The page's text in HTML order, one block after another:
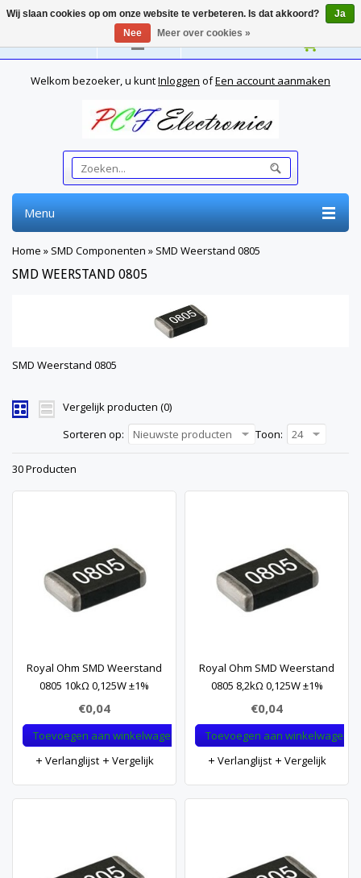
Nederlands
Welkom bezoeker, u kuntInloggen ofEen account aanmaken
Menu
Home » SMD Componenten » SMD Weerstand 0805
SMD WEERSTAND 0805
SMD Weerstand 0805
Vergelijk producten (0)
Sorteren op:
Nieuwste producten Toon: 24
30 Producten
Royal Ohm SMD Weerstand
0805 10kΩ 0,125W ±1%
€0,04
Toevoegen aan winkelwagen
Verlanglijst
Vergelijk
Royal Ohm SMD Weerstand
0805 8,2kΩ 0,125W ±1%
€0,04
Toevoegen aan winkelwagen
Verlanglijst
Vergelijk
Wij slaan cookies op om onze website te verbeteren. Is dat akkoord?
Ja
Nee
Meer over cookies »